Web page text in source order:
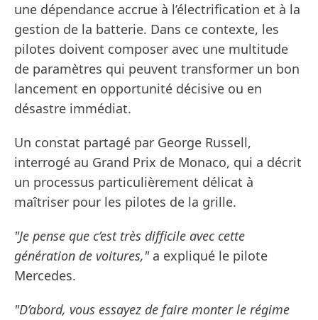
une dépendance accrue à l’électrification et à la
gestion de la batterie. Dans ce contexte, les
pilotes doivent composer avec une multitude
de paramètres qui peuvent transformer un bon
lancement en opportunité décisive ou en
désastre immédiat.
Un constat partagé par George Russell,
interrogé au Grand Prix de Monaco, qui a décrit
un processus particulièrement délicat à
maîtriser pour les pilotes de la grille.
"Je pense que c’est très difficile avec cette
génération de voitures,"a expliqué le pilote
Mercedes.
"D’abord, vous essayez de faire monter le régime